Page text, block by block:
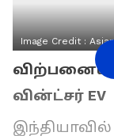
Image Credit :
வின்ட்சர் EV